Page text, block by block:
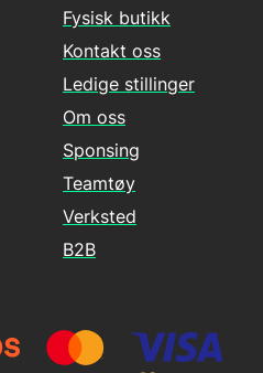
Fysisk butikk
Kontakt oss
Ledige stillinger
Om oss
Sponsing
Teamtøy
Verksted
B2B